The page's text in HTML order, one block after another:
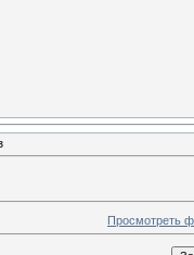
Просмотреть